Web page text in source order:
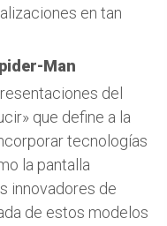
en tan
Man
del
que define a la
tecnologías
la pantalla
innovadores de
de estos modelos